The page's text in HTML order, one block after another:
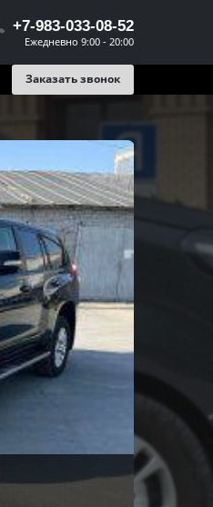
+7-983-033-08-52
Ежедневно 9:00 - 20:00
Заказать звонок